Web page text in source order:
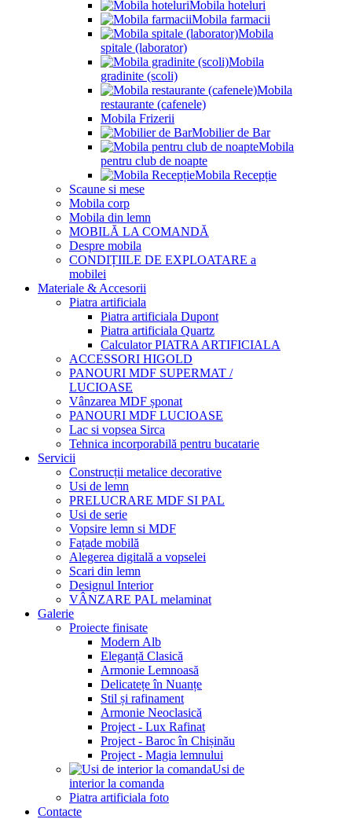
Mobila hoteluri
Mobila farmacii
Mobila
spitale (laborator)
Mobila
gradinite (scoli)
Mobila
restaurante (cafenele)
Mobila Frizerii
Mobilier de Bar
Mobila
pentru club de noapte
Mobila Recepție
Scaune si mese
Mobila corp
Mobila din lemn
MOBILĂ LA COMANDĂ
Despre mobila
CONDIȚIILE DE EXPLOATARE a
mobilei
Materiale & Accesorii
Piatra artificiala
Piatra artificiala Dupont
Piatra artificiala Quartz
Calculator PIATRA ARTIFICIALA
ACCESSORI HIGOLD
PANOURI MDF SUPERMAT /
LUCIOASE
Vânzarea MDF șponat
PANOURI MDF LUCIOASE
Lac si vopsea Sirca
Tehnica incorporabilă pentru bucatarie
Servicii
Construcții metalice decorative
Usi de lemn
PRELUCRARE MDF SI PAL
Usi de serie
Vopsire lemn si MDF
Fațade mobilă
Alegerea digitală a vopselei
Scari din lemn
Designul Interior
VÂNZARE PAL melaminat
Galerie
Proiecte finisate
Modern Alb
Eleganță Clasică
Armonie Lemnoasă
Delicatețe în Nuanțe
Stil și rafinament
Armonie Neoclasică
Project - Lux Rafinat
Project - Baroc în Chișinău
Project - Magia lemnului
Usi de
interior la comanda
Piatra artificiala foto
Contacte